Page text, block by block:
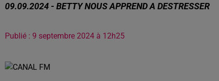
09.09.2024 - BETTY NOUS APPREND A DESTRESSER
Publié : 9 septembre 2024 à 12h25